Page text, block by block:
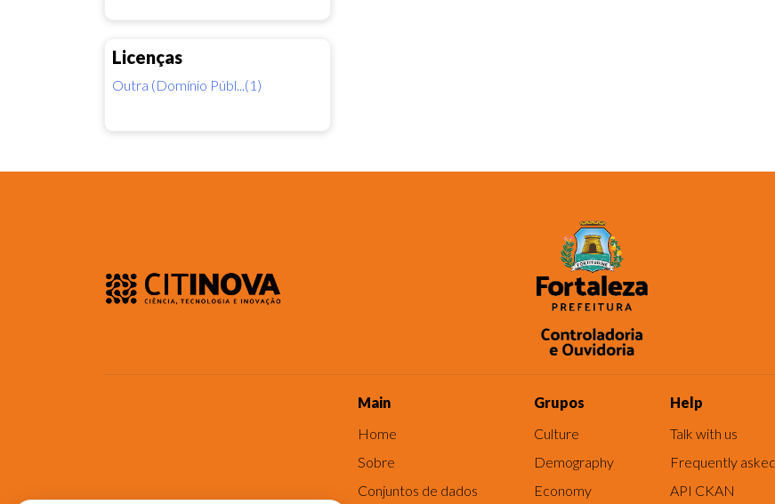
Licenças
Outra (Domínio Públ...(1)
Main
Home
Sobre
Conjuntos de dados
Grupos
Culture
Demography
Economy
Help
Talk with us
Frequently
API CKAN